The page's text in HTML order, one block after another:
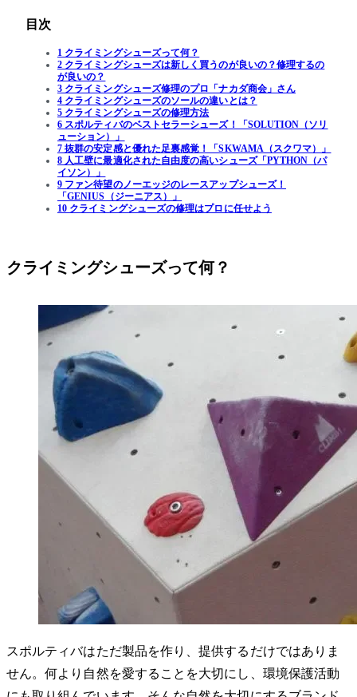
目次
1 クライミングシューズって何？
2 クライミングシューズは新しく買うのが良いの？修理するの
が良いの？
3 クライミングシューズ修理のプロ「ナカダ商会」さん
4 クライミングシューズのソールの違いとは？
5 クライミングシューズの修理方法
6 スポルティバのベストセラーシューズ！「SOLUTION（ソリ
ューション）」
7 抜群の安定感と優れた足裏感覚！「SKWAMA（スクワマ）」
8 人工壁に最適化された自由度の高いシューズ「PYTHON（パ
イソン）」
9 ファン待望のノーエッジのレースアップシューズ！
「GENIUS（ジーニアス）」
10 クライミングシューズの修理はプロに任せよう
クライミングシューズって何？
スポルティバはただ製品を作り、提供するだけではありま
せん。何より自然を愛することを大切にし、環境保護活動